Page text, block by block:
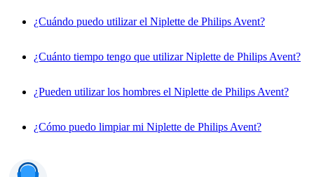
¿Cuándo puedo utilizar el Niplette de Philips Avent?
¿Cuánto tiempo tengo que utilizar Niplette de Philips Avent?
¿Pueden utilizar los hombres el Niplette de Philips Avent?
¿Cómo puedo limpiar mi Niplette de Philips Avent?